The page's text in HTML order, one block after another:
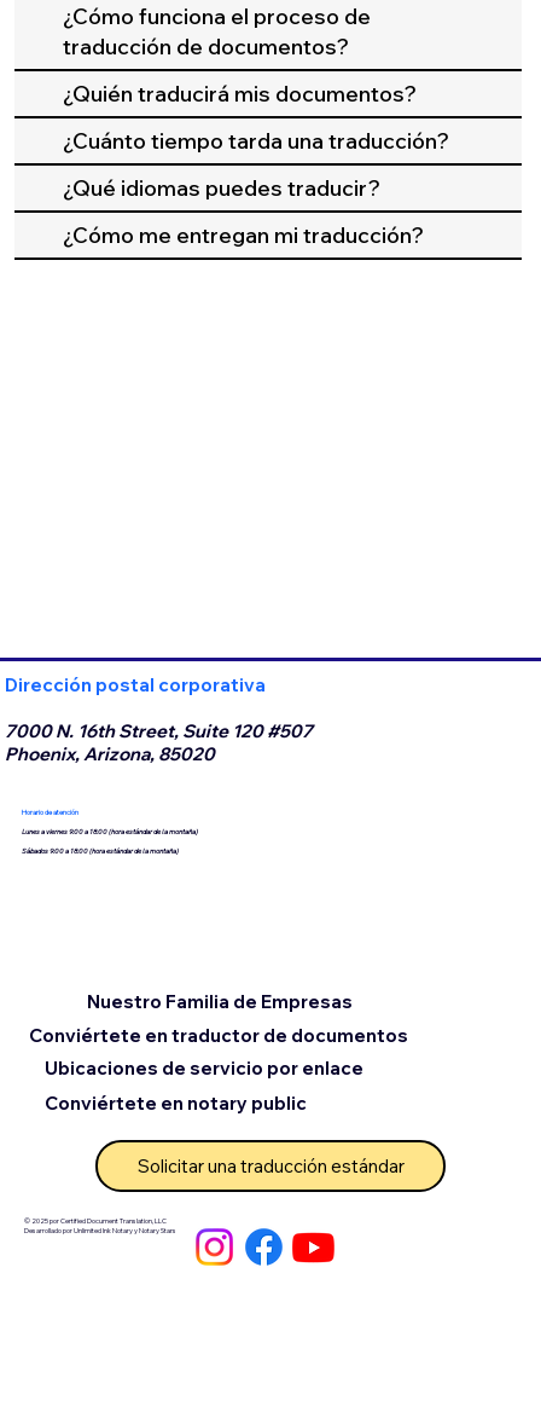
¿Cómo funciona el proceso de
traducción de documentos?
¿Quién traducirá mis documentos?
¿Cuánto tiempo tarda una traducción?
¿Qué idiomas puedes traducir?
¿Cómo me entregan mi traducción?
Dirección postal corporativa
7000 N. 16th Street, Suite 120 #507
Phoenix, Arizona, 85020
Horario de atención
Lunes a viernes 9:00 a 18:00 (hora estándar de la montaña)
Sábados 9:00 a 18:00 (hora estándar de la montaña)
© 2025 por Certified Document Translation, LLC
Desarrollado por Unlimited Ink Notary y Notary Stars
Conviértete en traductor de documentos
Ubicaciones de servicio por enlace
Nuestro Familia de Empresas
Conviértete en notary public
Solicitar una traducción estándar